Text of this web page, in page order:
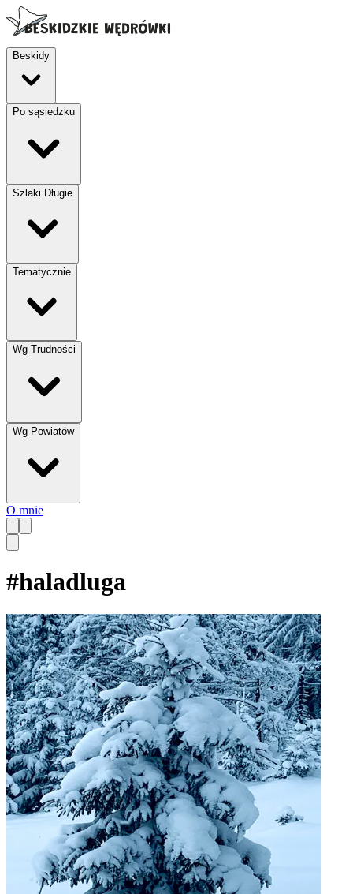
Beskidy
Po sąsiedzku
Szlaki Długie
Tematycznie
Wg Trudności
Wg Powiatów
O mnie
#haladluga